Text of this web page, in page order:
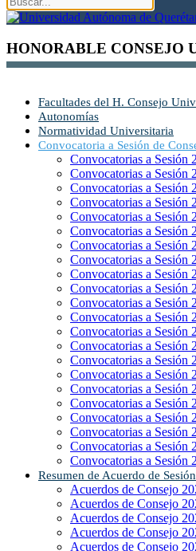
HONORABLE CONSEJO
Facultades del H. Consejo
Autonomías
Normatividad Universitaria
Convocatoria a Sesión de
Convocatorias a Sesión
Convocatorias a Sesión
Convocatorias a Sesión
Convocatorias a Sesión
Convocatorias a Sesión
Convocatorias a Sesión
Convocatorias a Sesión
Convocatorias a Sesión
Convocatorias a Sesión
Convocatorias a Sesión
Convocatorias a Sesión
Convocatorias a Sesión
Convocatorias a Sesión
Convocatorias a Sesión
Convocatorias a Sesión
Convocatorias a Sesión
Convocatorias a Sesión
Convocatorias a Sesión
Convocatorias a Sesión
Convocatorias a Sesión
Convocatorias a Sesión
Convocatorias a Sesión
Resumen de Acuerdo de
Acuerdos de Consejo
Acuerdos de Consejo
Acuerdos de Consejo
Acuerdos de Consejo
Acuerdos de Consejo